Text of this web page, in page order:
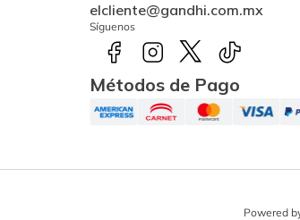
elcliente@gandhi.com.mx
Síguenos
Métodos de Pago
Powered